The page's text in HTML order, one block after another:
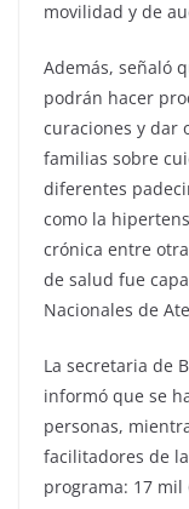
movilidad y de
Además, señaló
podrán hacer
curaciones y dar
familias sobre
diferentes
como la
crónica entre
de salud fue
Nacionales de
La secretaria de
informó que se
personas,
facilitadores de
programa: 17 mil